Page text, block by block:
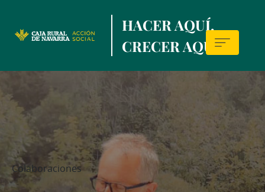
to
contentt
HACER AQUÍ,
CRECER AQUÍ.
de
prensa
Colaboraciones